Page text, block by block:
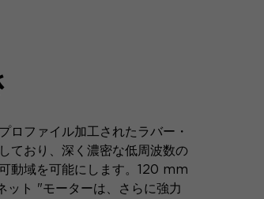
ロファイル加工されたラバー・
ており、深く濃密な低周波数の
動域を可能にします。120 mm
ット "モーターは、さらに強力